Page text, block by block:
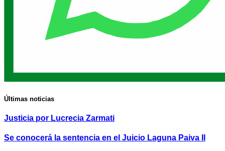
Últimas noticias
Justicia por Lucrecia Zarmati
Se conocerá la sentencia en el Juicio Laguna Paiva II